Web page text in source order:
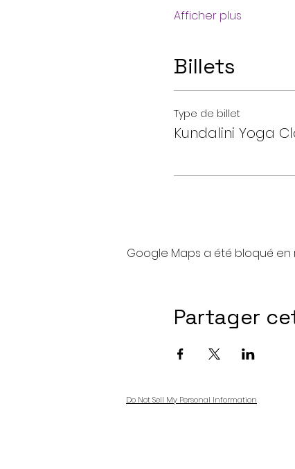
Afficher plus
Billets
Type de billet
Kundalini Yoga
Google Maps a été bloqué
Partager
Do Not Sell My Personal Information